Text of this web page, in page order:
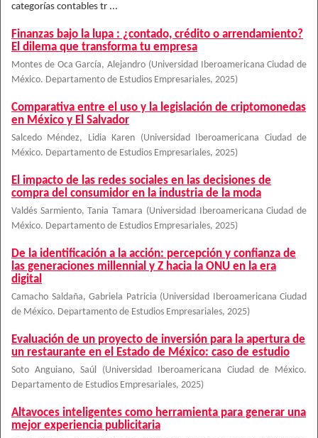
categorías contables tr ...
Finanzas bajo la lupa : ¿contado, crédito o arrendamiento?
El dilema que transforma tu empresa
Montes de Oca García, Alejandro (Universidad Iberoamericana Ciudad de
México. Departamento de Estudios Empresariales, 2025)
Comparativa entre el uso y la legislación de criptomonedas
en México y El Salvador
Salcedo Méndez, Lidia Karen (Universidad Iberoamericana Ciudad de
México. Departamento de Estudios Empresariales, 2025)
El impacto de las redes sociales en las decisiones de
compra del consumidor en la industria de la moda
Valdés Sarmiento, Tania Tamara (Universidad Iberoamericana Ciudad de
México. Departamento de Estudios Empresariales, 2025)
De la identificación a la acción: percepción y confianza de
las generaciones millennial y Z hacia la ONU en la era
digital
Camacho Saldaña, Gabriela Patricia (Universidad Iberoamericana Ciudad
de México. Departamento de Estudios Empresariales, 2025)
Evaluación de un proyecto de inversión para la apertura de
un restaurante en el Estado de México: caso de estudio
Soto Anguiano, Saúl (Universidad Iberoamericana Ciudad de México.
Departamento de Estudios Empresariales, 2025)
Altavoces inteligentes como herramienta para generar una
mejor experiencia publicitaria